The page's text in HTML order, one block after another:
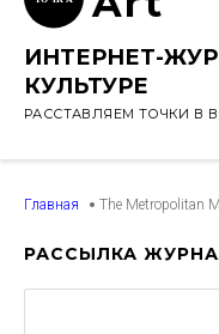
ИНТЕРНЕТ-
КУЛЬТУРЕ
РАССТАВЛЯЕМ ТОЧКИ В
Главная The Metropolitan
РАССЫЛКА